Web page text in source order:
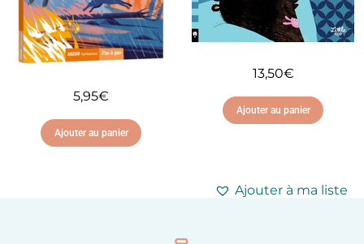
5,95€
Ajouter au panier
13,50€
Ajouter au panier
Ajouter à ma liste